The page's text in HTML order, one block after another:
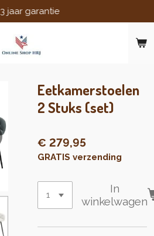
3 jaar garantie
Eetkamerstoelen
2 Stuks (set)
€ 279,95
GRATIS verzending
In
winkelwagen